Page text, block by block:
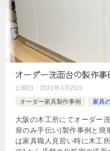
オーダー洗面台の製作
公開日： 2021年3月20日
オーダー家具製作事例
家具
大阪の木工所にてオーダー
扉のみ手伝い)製作事例と簡
は家具職人見習い時に木工